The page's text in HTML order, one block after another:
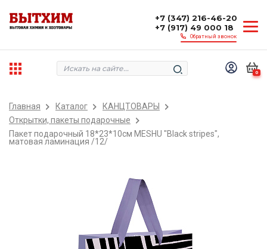
+7 (347) 216-46-20
+7 (917) 49 000 18
Обратный звонок
0
Главная Каталог
КАНЦТОВАРЫ
Открытки, пакеты подарочные
Пакет подарочный 18*23*10см MESHU "Black stripes",
матовая ламинация /12/